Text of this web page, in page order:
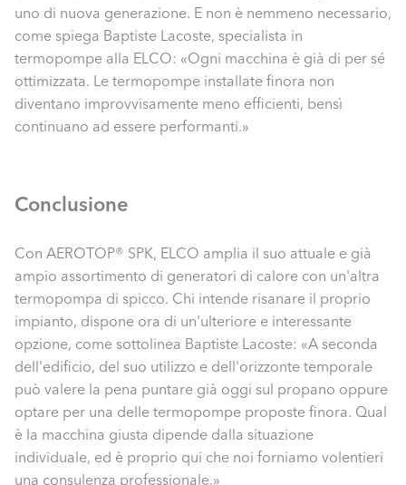
uno di nuova generazione. E non è nemmeno necessario,
come spiega Baptiste Lacoste, specialista in
termopompe alla ELCO: «Ogni macchina è già di per sé
ottimizzata. Le termopompe installate finora non
diventano improvvisamente meno efficienti, bensì
continuano ad essere performanti.»
Conclusione
Con AEROTOP® SPK, ELCO amplia il suo attuale e già
ampio assortimento di generatori di calore con un'altra
termopompa di spicco. Chi intende risanare il proprio
impianto, dispone ora di un'ulteriore e interessante
opzione, come sottolinea Baptiste Lacoste: «A seconda
dell'edificio, del suo utilizzo e dell'orizzonte temporale
può valere la pena puntare già oggi sul propano oppure
optare per una delle termopompe proposte finora. Qual
è la macchina giusta dipende dalla situazione
individuale, ed è proprio qui che noi forniamo volentieri
una consulenza professionale.»